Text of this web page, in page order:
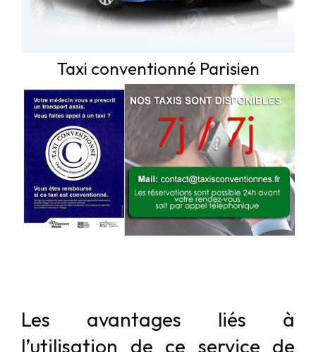
Taxi conventionné Parisien
Les avantages liés à
l’utilisation de ce service de